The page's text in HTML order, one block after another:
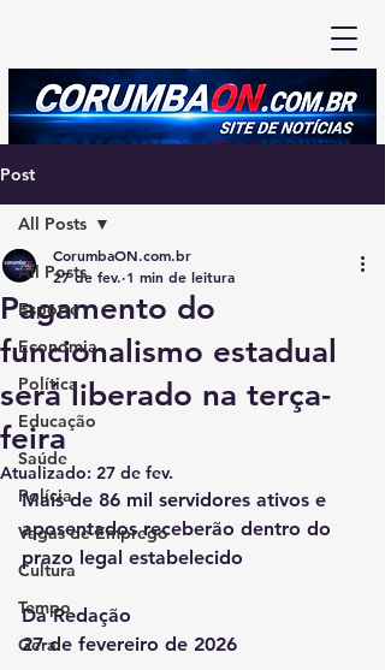
Post
All Posts
Esporte
Economia
Política
Educação
Saúde
Polícia
Vagas de Emprego
Cultura
Tempo
Geral
All Posts
Pagamento do
funcionalismo estadual
será liberado na terça-
feira
CorumbaON.com.br
27 de fev. 1 min de leitura
Atualizado: 27 de fev.
Mais de 86 mil servidores ativos e
aposentados receberão dentro do
prazo legal estabelecido
Da Redação
27 de fevereiro de 2026